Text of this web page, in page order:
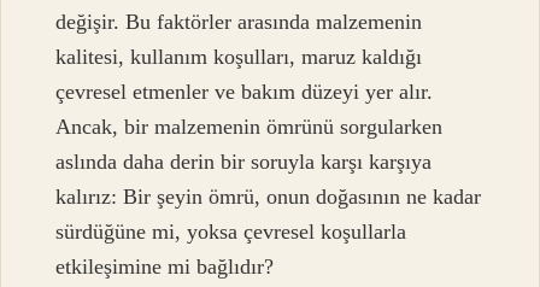
değişir. Bu faktörler arasında malzemenin
kalitesi, kullanım koşulları, maruz kaldığı
çevresel etmenler ve bakım düzeyi yer alır.
Ancak, bir malzemenin ömrünü sorgularken
aslında daha derin bir soruyla karşı karşıya
kalırız: Bir şeyin ömrü, onun doğasının ne kadar
sürdüğüne mi, yoksa çevresel koşullarla
etkileşimine mi bağlıdır?